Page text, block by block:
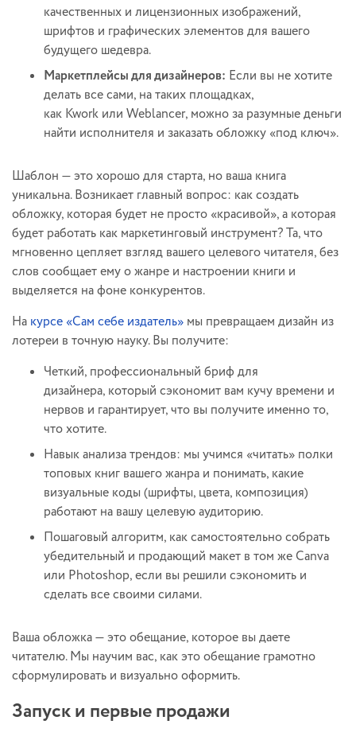
качественных и лицензионных изображений,
шрифтов и графических элементов для вашего
будущего шедевра.
Маркетплейсы для дизайнеров: Если вы не хотите
делать все сами, на таких площадках,
как Kwork или Weblancer, можно за разумные деньги
найти исполнителя и заказать обложку «под ключ».
Шаблон — это хорошо для старта, но ваша книга
уникальна. Возникает главный вопрос: как создать
обложку, которая будет не просто «красивой», а которая
будет работать как маркетинговый инструмент? Та, что
мгновенно цепляет взгляд вашего целевого читателя, без
слов сообщает ему о жанре и настроении книги и
выделяется на фоне конкурентов.
На курсе «Сам себе издатель» мы превращаем дизайн из
лотереи в точную науку. Вы получите:
Четкий, профессиональный бриф для
дизайнера, который сэкономит вам кучу времени и
нервов и гарантирует, что вы получите именно то,
что хотите.
Навык анализа трендов: мы учимся «читать» полки
топовых книг вашего жанра и понимать, какие
визуальные коды (шрифты, цвета, композиция)
работают на вашу целевую аудиторию.
Пошаговый алгоритм, как самостоятельно собрать
убедительный и продающий макет в том же Canva
или Photoshop, если вы решили сэкономить и
сделать все своими силами.
Ваша обложка — это обещание, которое вы даете
читателю. Мы научим вас, как это обещание грамотно
сформулировать и визуально оформить.
Запуск и первые продажи